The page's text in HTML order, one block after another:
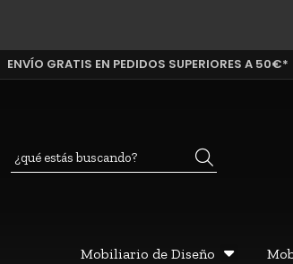
ENVÍO GRATIS EN PEDIDOS SUPERIORES A 50€*
Mobiliario de Diseño